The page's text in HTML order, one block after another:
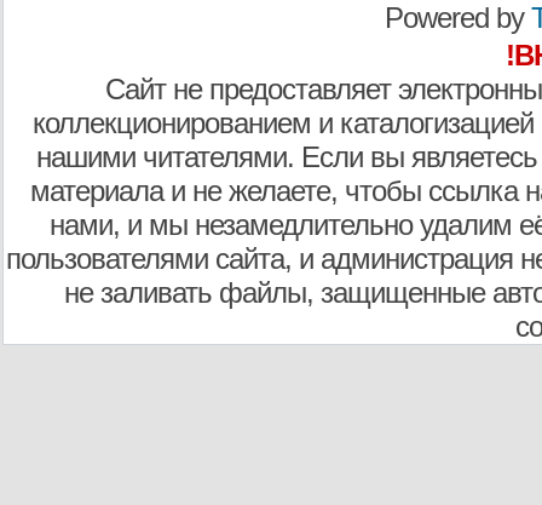
Powered by
Сайт не предоставляет
коллекционированием и
нашими читателями. Если вы являетесь
материала и не желаете, чтобы ссылка
нами, и мы незамедлительно удалим
пользователями сайта, и администрация
не заливать файлы, защищенные